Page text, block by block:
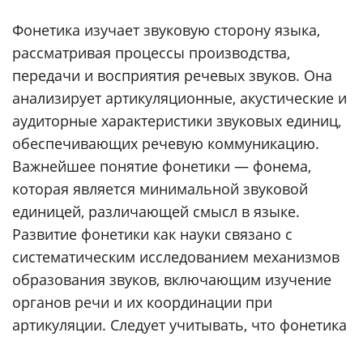
Фонетика изучает звуковую сторону языка,
рассматривая процессы производства,
передачи и восприятия речевых звуков. Она
анализирует артикуляционные, акустические и
аудиторные характеристики звуковых единиц,
обеспечивающих речевую коммуникацию.
Важнейшее понятие фонетики — фонема,
которая является минимальной звуковой
единицей, различающей смысл в языке.
Развитие фонетики как науки связано с
систематическим исследованием механизмов
образования звуков, включающим изучение
органов речи и их координации при
артикуляции. Следует учитывать, что фонетика